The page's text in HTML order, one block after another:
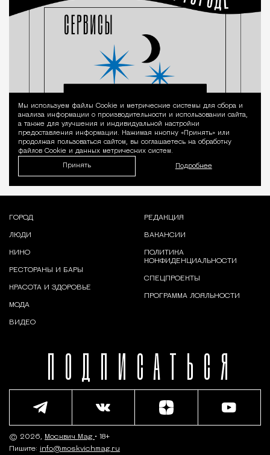
Уведомление
Мы используем файлы Сookie и метрические системы для сбора и
анализа информации о производительности и использовании сайта,
а также для улучшения и индивидуальной настройки
предоставления информации. Нажимая кнопку «Принять» или
продолжая пользоваться сайтом, вы соглашаетесь на обработку
файлов Cookie и данных метрических систем.
Принять Подробнее
ПОДПИСАТЬСЯ
ГОРОД
ЛЮДИ
КИНО
РЕСТОРАНЫ И БАРЫ
КРАСОТА И ЗДОРОВЬЕ
МОДА
ВИДЕО
РЕДАКЦИЯ
ВАКАНСИИ
ПОЛИТИКА
КОНФИДЕНЦИАЛЬНОСТИ
СПЕЦПРОЕКТЫ
ПРОГРАММА ЛОЯЛЬНОСТИ
© 2026, Москвич Mag • 18+
Пишите: info@moskvichmag.ru